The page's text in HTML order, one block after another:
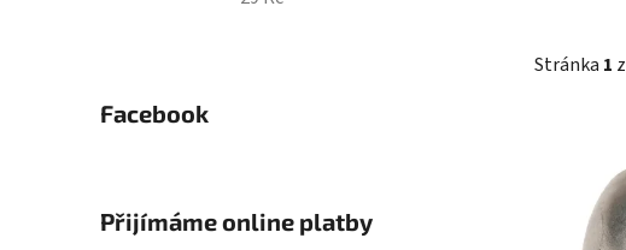
Facebook
Přijímáme online platby
Stránka 1 z